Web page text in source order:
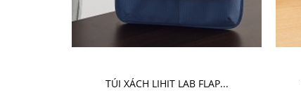
TÚI XÁCH LIHIT LAB FLAP...